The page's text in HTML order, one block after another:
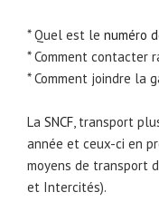
* Quel est le numéro
* Comment contacter
* Comment joindre la
La SNCF, transport
année et ceux-ci en
moyens de transport
et Intercités).